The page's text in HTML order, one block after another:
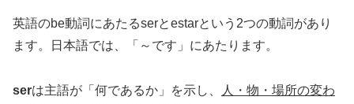
英語のbe動詞にあたるserとestarという2つの動詞があり
ます。日本語では、「～です」にあたります。
serは主語が「何であるか」を示し、
人・物・場所の変わ